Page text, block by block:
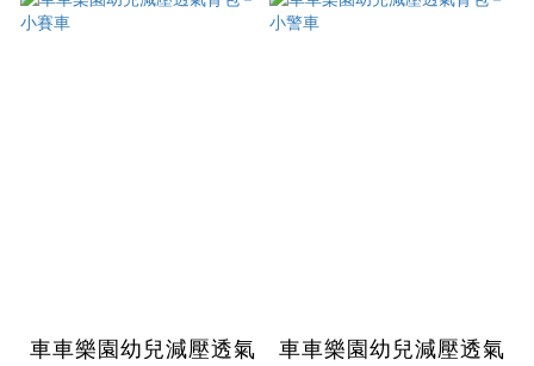
車車樂園幼兒減壓透氣
車車樂園幼兒減壓透氣